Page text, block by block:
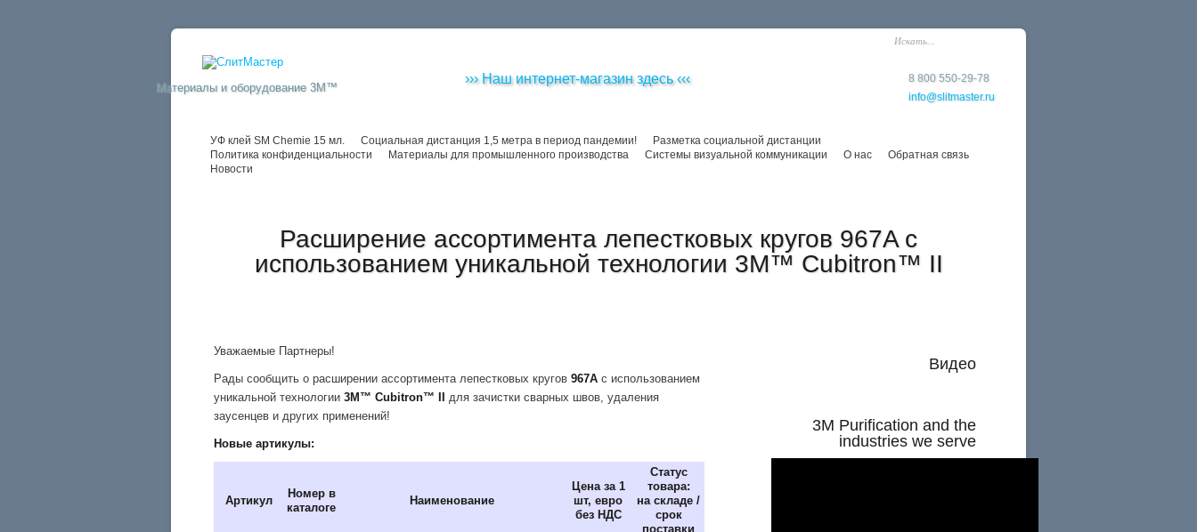
Материалы и оборудование 3M™
››› Наш интернет-магазин здесь ‹‹‹
8 800 550-29-78
info@slitmaster.ru
УФ клей SM Chemie 15 мл. Социальная дистанция 1,5 метра в период пандемии!
Разметка социальной дистанции
Политика конфиденциальности
Материалы для промышленного производства Системы визуальной коммуникации О нас
Обратная связь
Новости
Расширение ассортимента лепестковых кругов 967A с
использованием уникальной технологии 3М™ Cubitron™ II
Уважаемые Партнеры!
Рады сообщить о расширении ассортимента лепестковых кругов 967A с использованием
уникальной технологии 3М™ Cubitron™ II
для зачистки сварных швов, удаления
заусенцев и других применений!
Новые артикулы:
Артикул
Номер в
каталоге
Наименование
Цена за 1
шт, евро
без НДС
Статус
товара:
на складе /
cрок
поставки
Видео
3M Purification and the
industries we serve